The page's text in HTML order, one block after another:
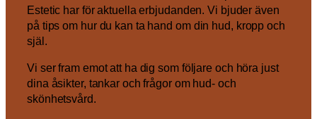
Estetic har för aktuella erbjudanden. Vi bjuder även
på tips om hur du kan ta hand om din hud, kropp och
själ.
Vi ser fram emot att ha dig som följare och höra just
dina åsikter, tankar och frågor om hud- och
skönhetsvård.